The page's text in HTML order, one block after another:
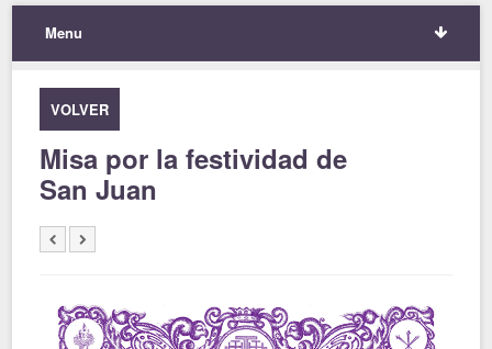
Menu
VOLVER
Misa por la festividad de
San Juan